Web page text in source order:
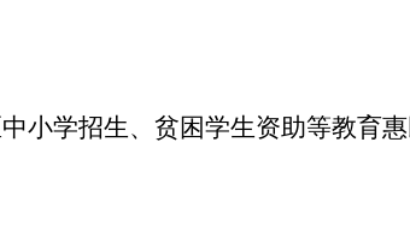
小学招生、贫困学生资助等教育